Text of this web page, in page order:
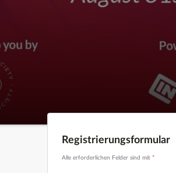
Registrierungsformular
Alle erforderlichen Felder sind mit *